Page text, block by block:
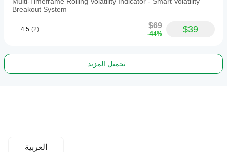
Breakout System
4.5 (2) $69
-44% $39
تحميل المزيد
العربية